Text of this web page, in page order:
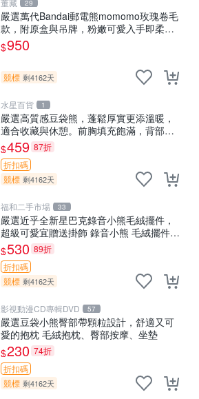
董藏 29
嚴選萬代Bandai郵電熊momomo玫瑰卷毛
款，附原盒與吊牌，粉嫩可愛入手即柔軟
～ 玫瑰卷毛 郵電熊 正品
$950
競標 剩4162天
水星百貨 1
嚴選高質感豆袋熊，蓬鬆厚實更添溫暖，
適合收藏與休憩。前胸填充飽滿，背部亦
具優雅設計。 豆袋熊 保暖 溫柔 蓬松
$459 87折
折扣碼
競標 剩4162天
福和二手市場 33
嚴選近乎全新星巴克錄音小熊毛絨擺件，
超級可愛宜贈送掛飾 錄音小熊 毛絨擺件
贈品
$530 89折
折扣碼
競標 剩4162天
影視動漫CD專輯DVD 57
嚴選豆袋小熊臀部帶顆粒設計，舒適又可
愛的抱枕 毛絨抱枕、臀部按摩、坐墊
$230 74折
折扣碼
競標 剩4162天